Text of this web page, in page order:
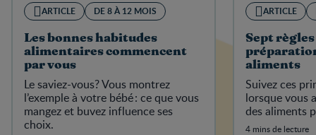
ARTICLE DE 8 À 12 MOIS
Les bonnes habitudes
alimentaires commencent
par vous
Le saviez-vous? Vous montrez
l’exemple à votre bébé : ce que vous
mangez et buvez influence ses
choix.
ARTICLE
Sept règles
aliments
Suivez ces
lorsque vous
des aliments
4 mins de lecture